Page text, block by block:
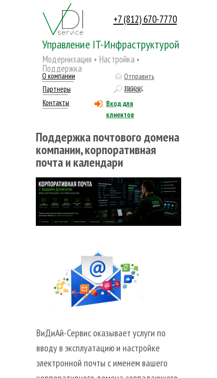
Управление IT-Инфраструктурой
Модернизация • Настройка •
Поддержка
+7 (812) 670-7770
Отправить
запрос
О компании
Партнеры
Вход для
клиентов
Поиск
Контакты
Поддержка почтового домена
компании, корпоративная
почта и календари
Аутсорсинг ИТ
Главная
ВиДиАй-Сервис оказывает услуги по
вводу в эксплуатацию и настройке
электронной почты с именем вашего